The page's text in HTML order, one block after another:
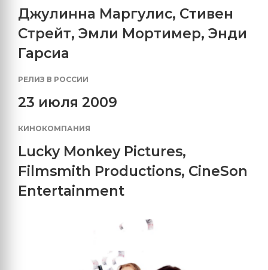
Джулинна Маргулис, Стивен
Стрейт, Эмли Мортимер, Энди
Гарсиа
РЕЛИЗ В РОССИИ
23 июля 2009
КИНОКОМПАНИЯ
Lucky Monkey Pictures,
Filmsmith Productions, CineSon
Entertainment